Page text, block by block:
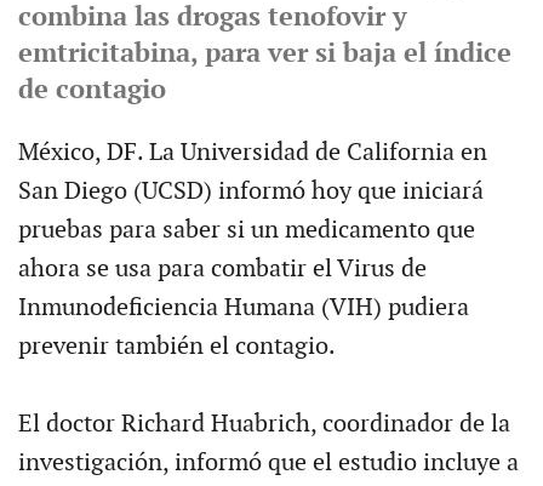
combina las drogas tenofovir y
emtricitabina, para ver si baja el índice
de contagio
México, DF. La Universidad de California en
San Diego (UCSD) informó hoy que iniciará
pruebas para saber si un medicamento que
ahora se usa para combatir el Virus de
Inmunodeficiencia Humana (VIH) pudiera
prevenir también el contagio.
El doctor Richard Huabrich, coordinador de la
investigación, informó que el estudio incluye a